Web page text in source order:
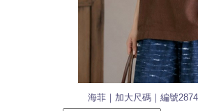
海菲｜加大尺碼｜編號